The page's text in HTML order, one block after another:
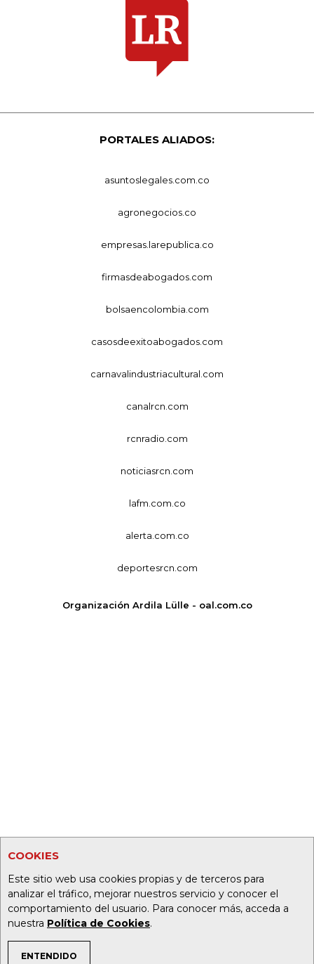
COOKIES
Este sitio web usa cookies propias y de terceros para
analizar el tráfico, mejorar nuestros servicio y conocer el
comportamiento del usuario. Para conocer más, acceda a
nuestra Política de Cookies.
ENTENDIDO
PORTALES ALIADOS:
asuntoslegales.com.co
agronegocios.co
empresas.larepublica.co
firmasdeabogados.com
bolsaencolombia.com
casosdeexitoabogados.com
carnavalindustriacultural.com
canalrcn.com
rcnradio.com
noticiasrcn.com
lafm.com.co
alerta.com.co
deportesrcn.com
Organización Ardila Lülle - oal.com.co